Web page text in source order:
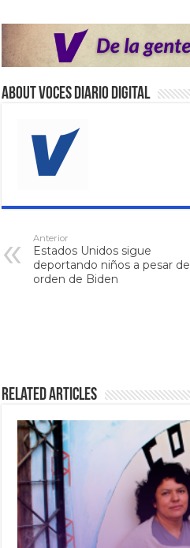
About VOCES Diario digital
Anterior
Estados Unidos sigue
deportando niños a pesar de
orden de Biden
Related Articles